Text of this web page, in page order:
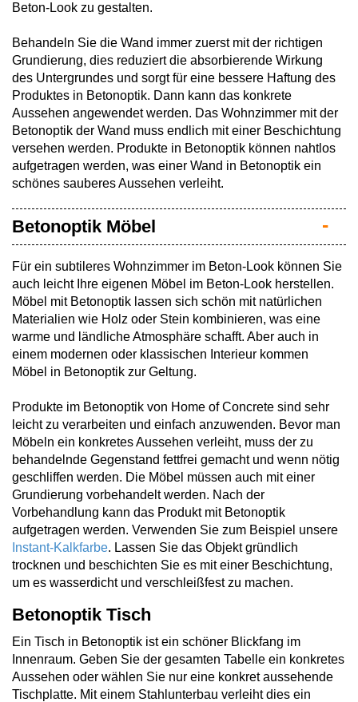
Beton-Look zu gestalten.
Behandeln Sie die Wand immer zuerst mit der richtigen
Grundierung, dies reduziert die absorbierende Wirkung
des Untergrundes und sorgt für eine bessere Haftung des
Produktes in Betonoptik. Dann kann das konkrete
Aussehen angewendet werden. Das Wohnzimmer mit der
Betonoptik der Wand muss endlich mit einer Beschichtung
versehen werden. Produkte in Betonoptik können nahtlos
aufgetragen werden, was einer Wand in Betonoptik ein
schönes sauberes Aussehen verleiht.
Betonoptik Möbel
Für ein subtileres Wohnzimmer im Beton-Look können Sie
auch leicht Ihre eigenen Möbel im Beton-Look herstellen.
Möbel mit Betonoptik lassen sich schön mit natürlichen
Materialien wie Holz oder Stein kombinieren, was eine
warme und ländliche Atmosphäre schafft. Aber auch in
einem modernen oder klassischen Interieur kommen
Möbel in Betonoptik zur Geltung.
Produkte im Betonoptik von Home of Concrete sind sehr
leicht zu verarbeiten und einfach anzuwenden. Bevor man
Möbeln ein konkretes Aussehen verleiht, muss der zu
behandelnde Gegenstand fettfrei gemacht und wenn nötig
geschliffen werden. Die Möbel müssen auch mit einer
Grundierung vorbehandelt werden. Nach der
Vorbehandlung kann das Produkt mit Betonoptik
aufgetragen werden. Verwenden Sie zum Beispiel unsere
Instant-Kalkfarbe. Lassen Sie das Objekt gründlich
trocknen und beschichten Sie es mit einer Beschichtung,
um es wasserdicht und verschleißfest zu machen.
Betonoptik Tisch
Ein Tisch in Betonoptik ist ein schöner Blickfang im
Innenraum. Geben Sie der gesamten Tabelle ein konkretes
Aussehen oder wählen Sie nur eine konkret aussehende
Tischplatte. Mit einem Stahlunterbau verleiht dies ein